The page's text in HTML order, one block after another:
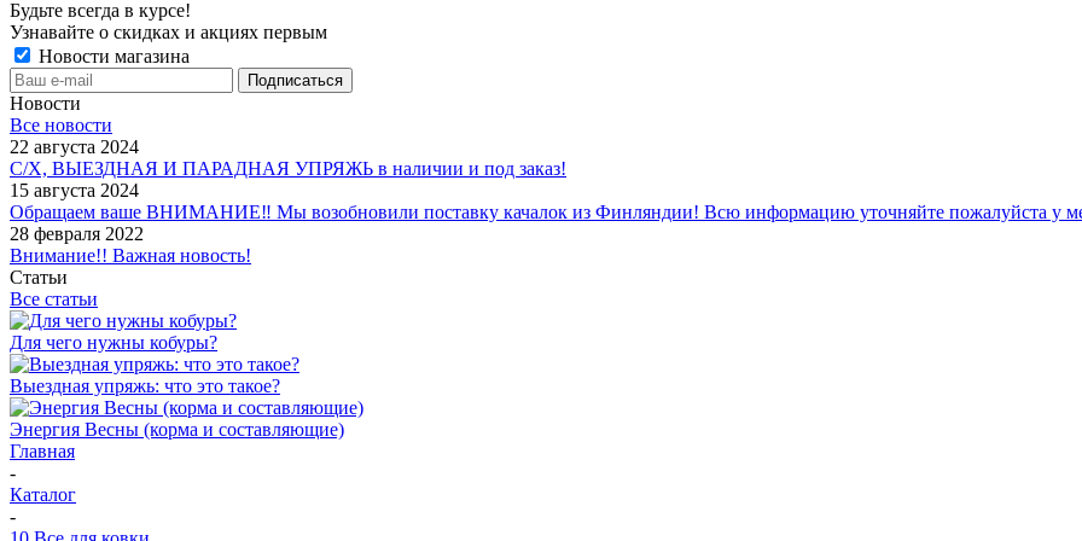
Будьте всегда в курсе!
Узнавайте о скидках и акциях первым
Новости магазина
Новости
Все новости
22 августа 2024
С/Х, ВЫЕЗДНАЯ И ПАРАДНАЯ УПРЯЖЬ в наличии и под заказ!
15 августа 2024
Обращаем ваше ВНИМАНИЕ‼ Мы возобновили поставку качалок из Финляндии! Всю информацию уточняйте пожалуйста у
28 февраля 2022
Внимание!! Важная новость!
Статьи
Все статьи
Для чего нужны кобуры?
Выездная упряжь: что это такое?
Энергия Весны (корма и составляющие)
Главная
-
Каталог
-